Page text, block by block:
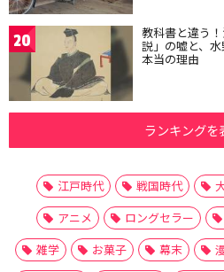
20 教科書と違う
説」の嘘と、
本当の理由
ランキングを
江戸時代 戦国時代
アニメ
ロングセラー
雑学
お菓子 幕末